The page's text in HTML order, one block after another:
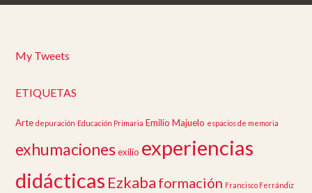
My Tweets
ETIQUETAS
Arte depuración Educación Primaria Emilio Majuelo espacios de memoria
exhumaciones exilio experiencias
didácticas Ezkaba formación Francisco Ferrándiz